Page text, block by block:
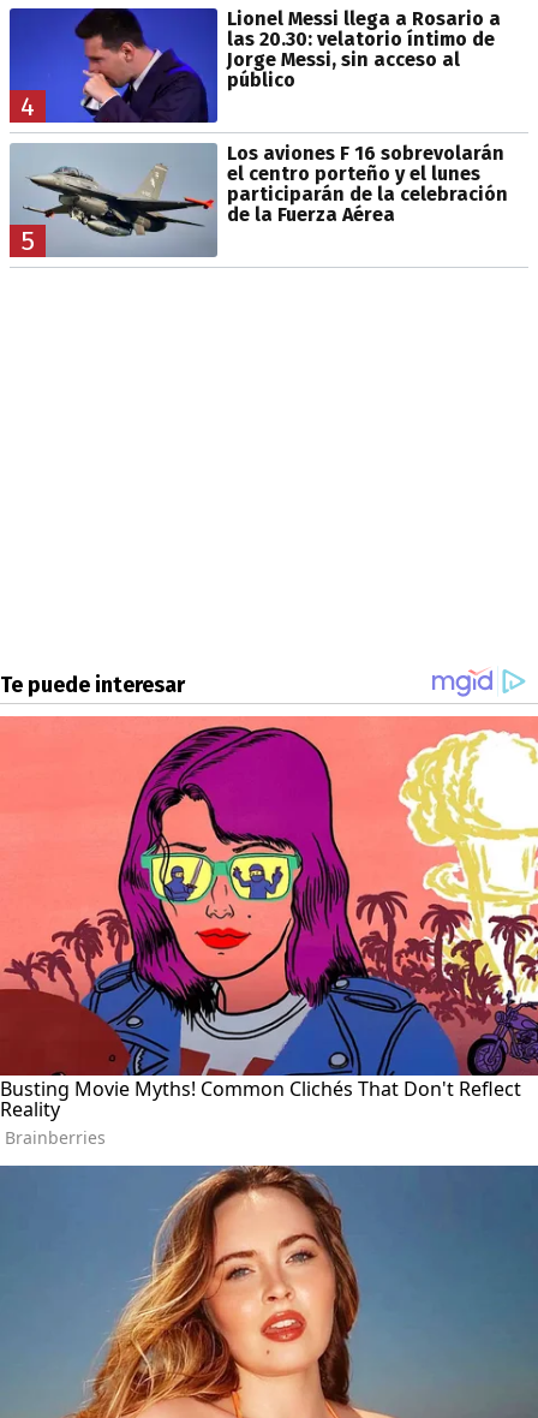
4
Lionel Messi llega a Rosario a
las 20.30: velatorio íntimo de
Jorge Messi, sin acceso al
público
5
Los aviones F 16 sobrevolarán
el centro porteño y el lunes
participarán de la celebración
de la Fuerza Aérea